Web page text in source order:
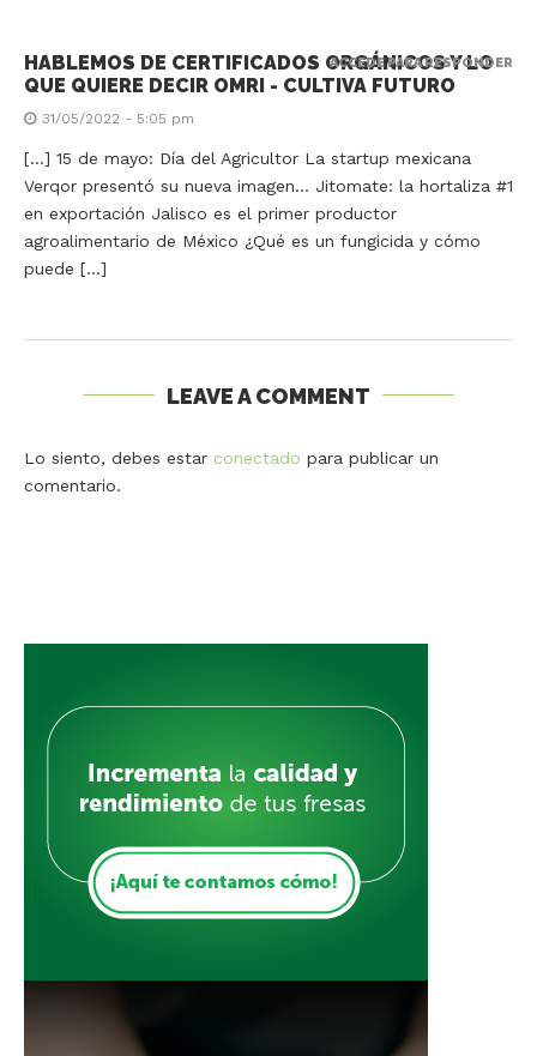
HABLEMOS DE CERTIFICADOS ORGÁNICOS Y LO
QUE QUIERE DECIR OMRI - CULTIVA FUTURO
31/05/2022 - 5:05 pm
[…] 15 de mayo: Día del Agricultor La startup mexicana
Verqor presentó su nueva imagen… Jitomate: la hortaliza #1
en exportación Jalisco es el primer productor
agroalimentario de México ¿Qué es un fungicida y cómo
puede […]
ACCEDE PARA RESPONDER
LEAVE A COMMENT
Lo siento, debes estar conectado para publicar un
comentario.